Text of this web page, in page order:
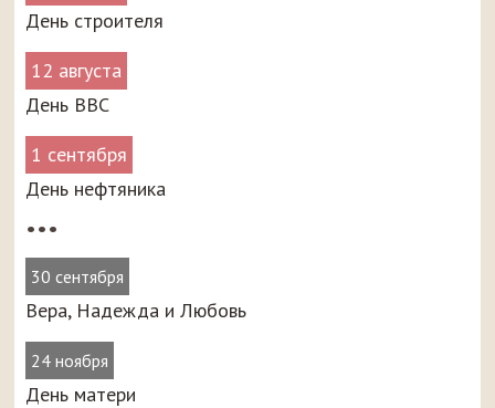
День строителя
12 августа
День ВВС
1 сентября
День нефтяника
•••
30 сентября
Вера, Надежда и Любовь
24 ноября
День матери